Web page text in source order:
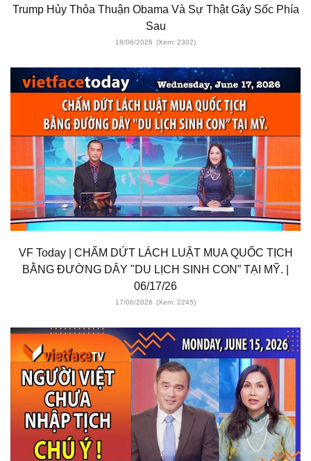
Trump Hủy Thỏa Thuận Obama Và Sự Thật Gây Sốc Phía
Sau
18/06/2026 (Xem: 2302)
VF Today | CHẤM DỨT LÁCH LUẬT MUA QUỐC TỊCH
BẰNG ĐƯỜNG DÂY "DU LỊCH SINH CON” TẠI MỸ. |
06/17/26
17/06/2026 (Xem: 2245)